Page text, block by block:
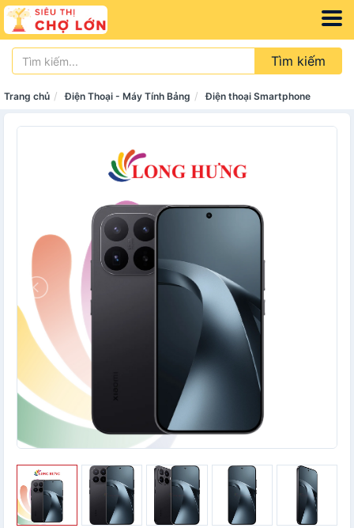
Tìm kiếm
Trang chủ Điện Thoại - Máy Tính Bảng Điện thoại Smartphone